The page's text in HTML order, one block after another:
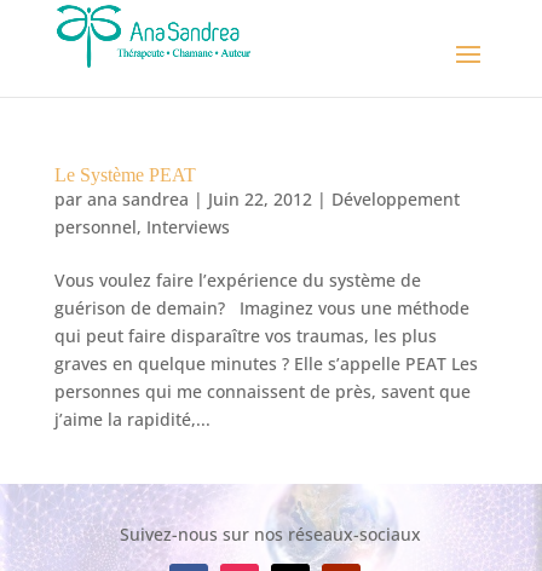
Le Système PEAT
par ana sandrea | Juin 22, 2012| Développement
personnel, Interviews
Vous voulez faire l’expérience du système de
guérison de demain? Imaginez vous une méthode
qui peut faire disparaître vos traumas, les plus
graves en quelque minutes ? Elle s’appelle PEAT Les
personnes qui me connaissent de près, savent que
j’aime la rapidité,...
Suivez-nous sur nos réseaux-sociaux